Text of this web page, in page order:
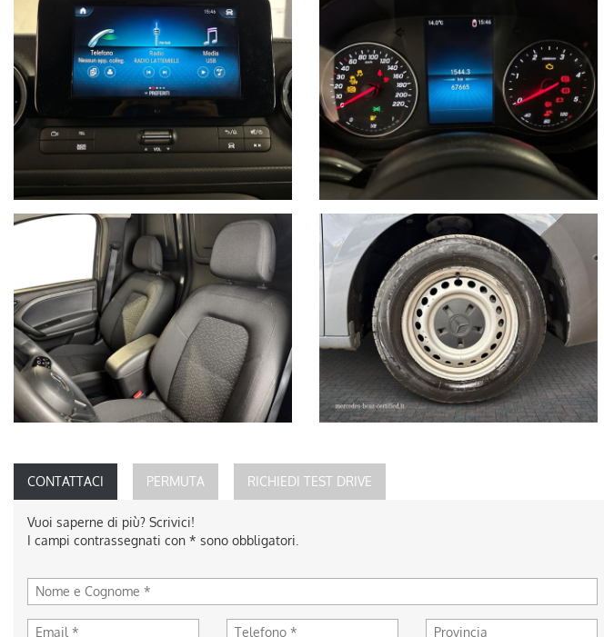
CONTATTACI PERMUTA RICHIEDI TEST DRIVE
Vuoi saperne di più? Scrivici!
I campi contrassegnati con * sono obbligatori.